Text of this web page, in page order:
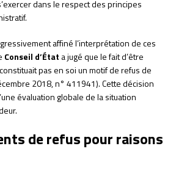
dans le respect des principes
affiné l’interprétation de ces
Conseil d’État a jugé que le fait d’être
pas en soi un motif de refus de
2018, n° 411941). Cette décision
évaluation globale de la situation
de refus pour raisons